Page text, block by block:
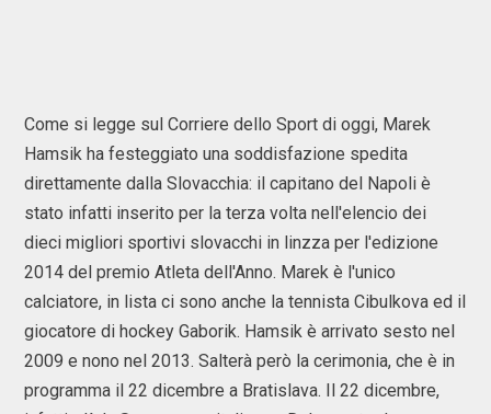
Come si legge sul Corriere dello Sport di oggi, Marek
Hamsik ha festeggiato una soddisfazione spedita
direttamente dalla Slovacchia: il capitano del Napoli è
stato infatti inserito per la terza volta nell'elencio dei
dieci migliori sportivi slovacchi in linzza per l'edizione
2014 del premio Atleta dell'Anno. Marek è l'unico
calciatore, in lista ci sono anche la tennista Cibulkova ed il
giocatore di hockey Gaborik. Hamsik è arrivato sesto nel
2009 e nono nel 2013. Salterà però la cerimonia, che è in
programma il 22 dicembre a Bratislava. Il 22 dicembre,